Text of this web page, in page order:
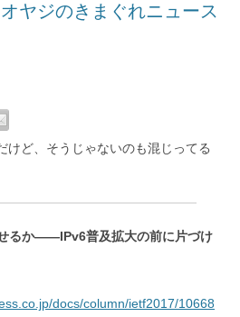
ヤジのきまぐれニュース
けど、そうじゃないのも混じってる
るか――IPv6普及拡大の前に片づけ
docs/column/ietf2017/10668